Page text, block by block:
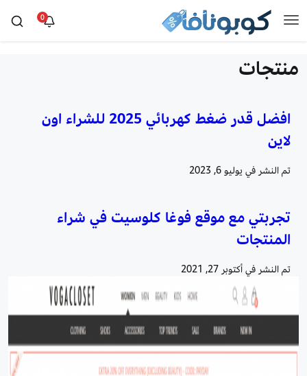
0
منتجات
افضل قدر ضغط كهربائي 2025 للشراء اون
لاين
تم النشر في يوليو 6, 2023
تجربتي مع موقع فوغا كلوسيت في شراء
المنتجات
تم النشر فيأكتوبر 27, 2021